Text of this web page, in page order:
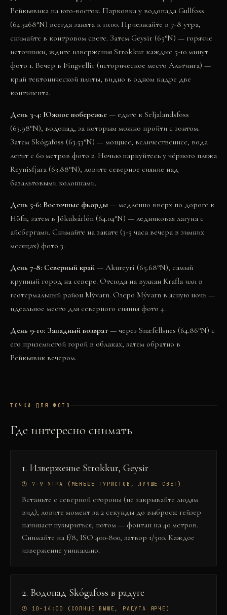
Рейкьявика на юго-восток. Парковка у водопада Gullfoss
(64.3268°N) всегда занята к 10:00. Приезжайте в 7-8 утра,
снимайте в контровом свете. Затем Geysir (65°N) — горячие
источники, ждите извержения Strokkur каждые 5-10 минут
фото 1. Вечер в Þingvellir (историческое место Альтинга) —
край тектонической плиты, видно в одном кадре две
континента.
День 3-4: Южное побережье — едьте к Seljalandsfoss
(63.98°N), водопад, за которым можно пройти с зонтом.
Затем Skógafoss (63.53°N) — мощнее, величественнее, вода
летит с 60 метров фото 2. Ночью паркуйтесь у чёрного пляжа
Reynisfjara (63.88°N), ловите северное сияние над
базальтовыми колоннами.
День 5-6: Восточные фьорды — медленно вверх по дороге к
Höfn, затем в Jökulsárlón (64.04°N) — ледниковая лагуна с
айсбергами. Снимайте на закате (3-5 часа вечера в зимних
месяцах) фото 3.
День 7-8: Северный край — Akureyri (65.68°N), самый
крупный город на севере. Отсюда на вулкан Krafla или в
геотермальный район Mývatn. Озеро Mývatn в ясную ночь —
идеальное место для северного сияния фото 4.
День 9-10: Западный возврат — через Snæfellsnes (64.86°N) с
его приземистой горой в облаках, затем обратно в
Рейкьявик вечером.
ТОЧКИ ДЛЯ ФОТО
Где интересно снимать
1. Извержение Strokkur, Geysir
🕐 7-9 УТРА (МЕНЬШЕ ТУРИСТОВ, ЛУЧШЕ СВЕТ)
Встаньте с северной стороны (не закрывайте людям
вид), ловите момент за 2 секунды до выброса: гейзер
начинает пузыриться, потом — фонтан на 40 метров.
Снимайте на f/8, ISO 400-800, затвор 1/500. Каждое
извержение уникально.
2. Водопад Skógafoss в радуге
🕐 10-14:00 (СОЛНЦЕ ВЫШЕ, РАДУГА ЯРЧЕ)